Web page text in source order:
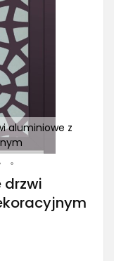
aluminiowe z
drzwi